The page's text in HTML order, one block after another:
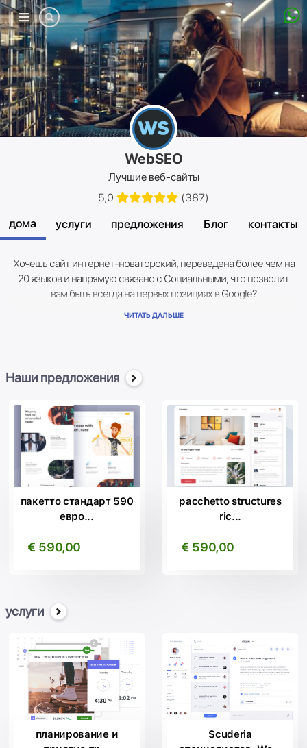
Мобильное
меню
WebSEO
Лучшие веб-сайты
5,0
(387)
дома услуги предложения Блог контакты
Хочешь сайт интернет-новаторский, переведена более чем на
20 языков и напрямую связано с Социальными, что позволит
вам быть всегда на первых позициях в Google?
Социальных Сетях.
Переводит контент на более чем 20 языках индексируются в
Позволяет управлять основными функциями управления в
простой и интуитивно понятный интерфейс. Лучшее
программное обеспечение для создания профессиональных
веб-сайтов, создайте свой сайт легко и быстро.
Благодаря нам тысячи наших довольных клиентов могут
принести пользу из преимуществ, чтобы быть на первых
Местах в Google.
дополнительной информации!
ЧИТАТЬ ДАЛЬШЕ
Наши предложения
пакетто стандарт 590
евро...
€ 590,00
pacchetto structures
ric...
€ 590,00
услуги
планирование и
Scuderia